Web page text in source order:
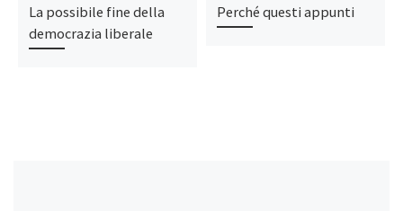
La possibile fine della
democrazia liberale
Perché questi appunti